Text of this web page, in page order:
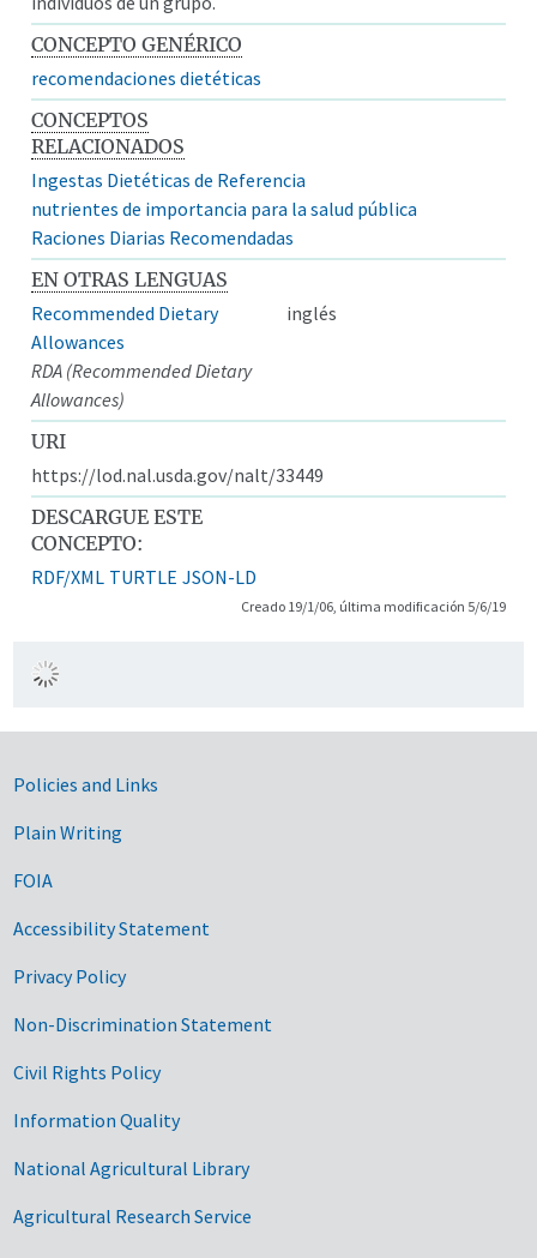
CONCEPTO GENÉRICO
recomendaciones dietéticas
CONCEPTOS
RELACIONADOS
Ingestas Dietéticas de Referencia
nutrientes de importancia para la salud pública
Raciones Diarias Recomendadas
EN OTRAS LENGUAS
Recommended Dietary
Allowances
inglés
RDA (Recommended Dietary
Allowances)
URI
https://lod.nal.usda.gov/nalt/33449
DESCARGUE ESTE
CONCEPTO:
RDF/XML TURTLE JSON-LD
Creado 19/1/06, última modificación 5/6/19
Government Links
Policies and Links
Plain Writing
FOIA
Accessibility Statement
Privacy Policy
Non-Discrimination Statement
Civil Rights Policy
Information Quality
National Agricultural Library
Agricultural Research Service